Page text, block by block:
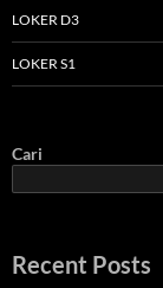
LOKER D3
LOKER S1
Cari
Recent Posts